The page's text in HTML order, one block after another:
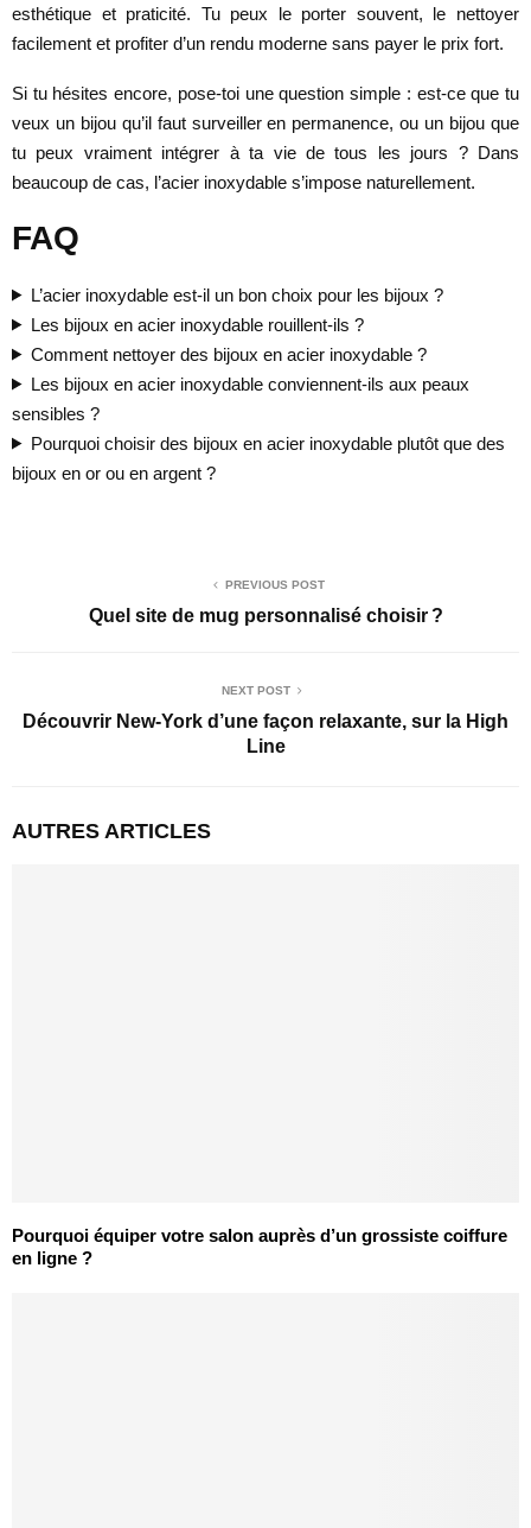
esthétique et praticité. Tu peux le porter souvent, le nettoyer
facilement et profiter d’un rendu moderne sans payer le prix fort.
Si tu hésites encore, pose-toi une question simple : est-ce que tu
veux un bijou qu’il faut surveiller en permanence, ou un bijou que
tu peux vraiment intégrer à ta vie de tous les jours ? Dans
beaucoup de cas, l’acier inoxydable s’impose naturellement.
FAQ
L’acier inoxydable est-il un bon choix pour les bijoux ?
Les bijoux en acier inoxydable rouillent-ils ?
Comment nettoyer des bijoux en acier inoxydable ?
Les bijoux en acier inoxydable conviennent-ils aux peaux
sensibles ?
Pourquoi choisir des bijoux en acier inoxydable plutôt que des
bijoux en or ou en argent ?
PREVIOUS POST
Quel site de mug personnalisé choisir ?
NEXT POST
Découvrir New-York d’une façon relaxante, sur la High
Line
AUTRES ARTICLES
Pourquoi équiper votre salon auprès d’un grossiste coiffure
en ligne ?